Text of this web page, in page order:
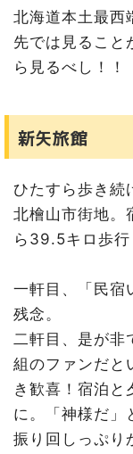
北海道本土最西
先では見ること
ら見るべし！！
新矢旅館
ひたすら歩き続
北檜山市街地。
ら39.5キロ歩行
一軒目、「民宿
残念。
二軒目、是が非
組のファンだと
き歓喜！宿泊と
に。「神様だ」
振り回しっぷり